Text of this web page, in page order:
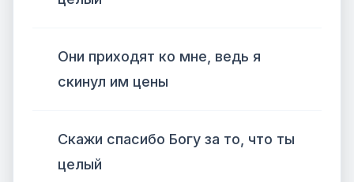
Они приходят ко мне, ведь я
скинул им цены
Скажи спасибо Богу за то, что ты
целый